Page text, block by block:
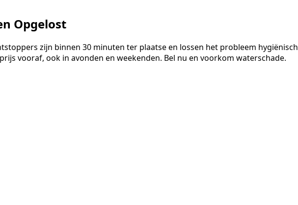
Opgelost
zijn binnen 30 minuten ter plaatse en lossen het probleem
vooraf, ook in avonden en weekenden. Bel nu en voorkom waterschade.